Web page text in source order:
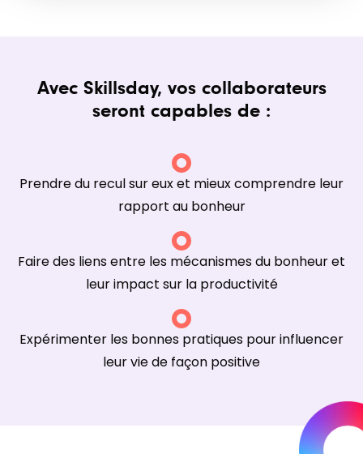
Avec Skillsday, vos collaborateurs
seront capables de :
Prendre du recul sur eux et mieux comprendre leur
rapport au bonheur
Faire des liens entre les mécanismes du bonheur et
leur impact sur la productivité
Expérimenter les bonnes pratiques pour influencer
leur vie de façon positive